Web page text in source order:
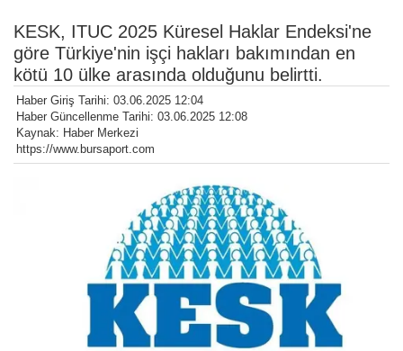
KESK, ITUC 2025 Küresel Haklar Endeksi'ne
göre Türkiye'nin işçi hakları bakımından en
kötü 10 ülke arasında olduğunu belirtti.
Haber Giriş Tarihi: 03.06.2025 12:04
Haber Güncellenme Tarihi: 03.06.2025 12:08
Kaynak: Haber Merkezi
https://www.bursaport.com